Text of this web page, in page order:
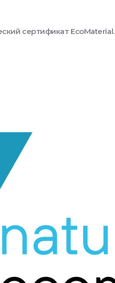
сертификат EcoMaterial.